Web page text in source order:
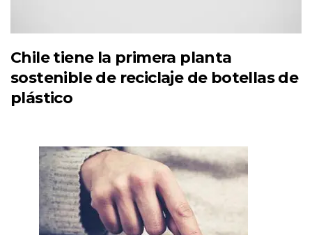
Chile tiene la primera planta
sostenible de reciclaje de botellas de
plástico